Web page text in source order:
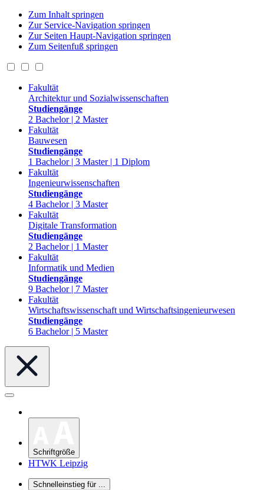
Zum Inhalt springen
Zur Service-Navigation springen
Zur Seiten Haupt-Navigation springen
Zum Seitenfuß springen
Fakultät
Architektur und Sozialwissenschaften
Studiengänge
2 Bachelor | 2 Master
Fakultät
Bauwesen
Studiengänge
1 Bachelor | 3 Master | 1 Diplom
Fakultät
Ingenieurwissenschaften
Studiengänge
4 Bachelor | 3 Master
Fakultät
Digitale Transformation
Studiengänge
2 Bachelor | 1 Master
Fakultät
Informatik und Medien
Studiengänge
9 Bachelor | 7 Master
Fakultät
Wirtschaftswissenschaft und Wirtschaftsingenieurwesen
Studiengänge
6 Bachelor | 5 Master
Schriftgröße
HTWK Leipzig
Schnelleinstieg für ...